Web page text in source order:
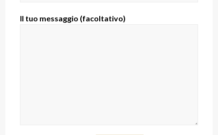
Il tuo messaggio (facoltativo)